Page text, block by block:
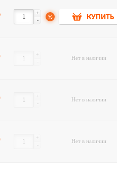
-
+
% КУПИТЬ
-
+
Нет в наличии
-
+
Нет в наличии
-
+
Нет в наличии